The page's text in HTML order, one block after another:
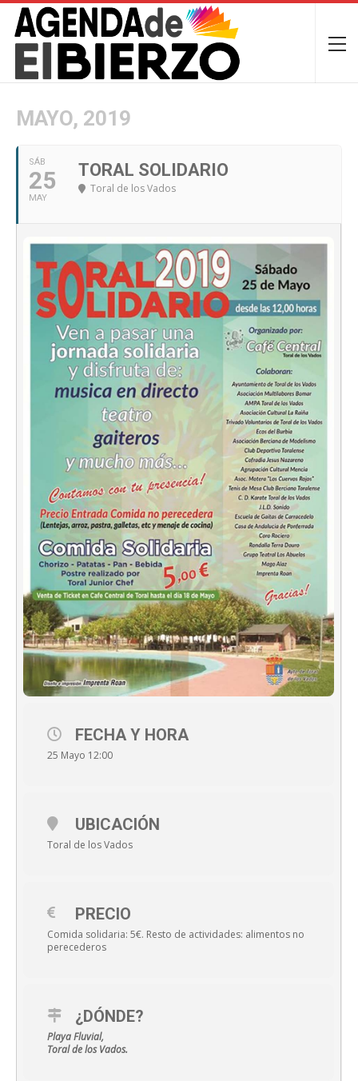
MAYO, 2019
SÁB
25
MAY
TORAL SOLIDARIO
Toral de los Vados
FECHA Y HORA
25 Mayo 12:00
UBICACIÓN
Toral de los Vados
PRECIO
Comida solidaria: 5€. Resto de actividades: alimentos no
perecederos
¿DÓNDE?
Playa Fluvial,
Toral de los Vados.